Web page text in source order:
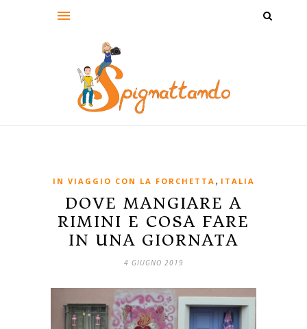
IN VIAGGIO CON LA FORCHETTA , ITALIA
DOVE MANGIARE A
RIMINI E COSA FARE
IN UNA GIORNATA
4 GIUGNO 2019